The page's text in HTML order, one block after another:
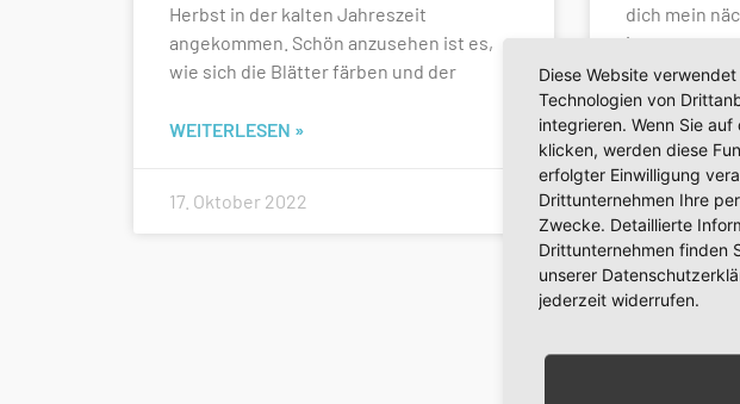
Herbst in der kalten Jahreszeit
angekommen. Schön anzusehen ist es,
wie sich die Blätter färben und der
WEITERLESEN »
17. Oktober 2022
dich mein
Terminen,
Jahreszeit
hat uns sehr
7.
Diese Website
Technologien von
integrieren. Wenn Sie
klicken, werden diese
erfolgter Einwilligung
Drittunternehmen Ihre
Zwecke. Detaillierte
Drittunternehmen finden
unserer
jederzeit widerrufen.